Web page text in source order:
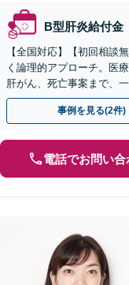
B型肝炎給付金
【全国対応】【初回相談
く論理的アプローチ。医
肝がん、死亡事案まで、
手続きの負担を減らし、
事例を見る(2件)
電話でお問い合